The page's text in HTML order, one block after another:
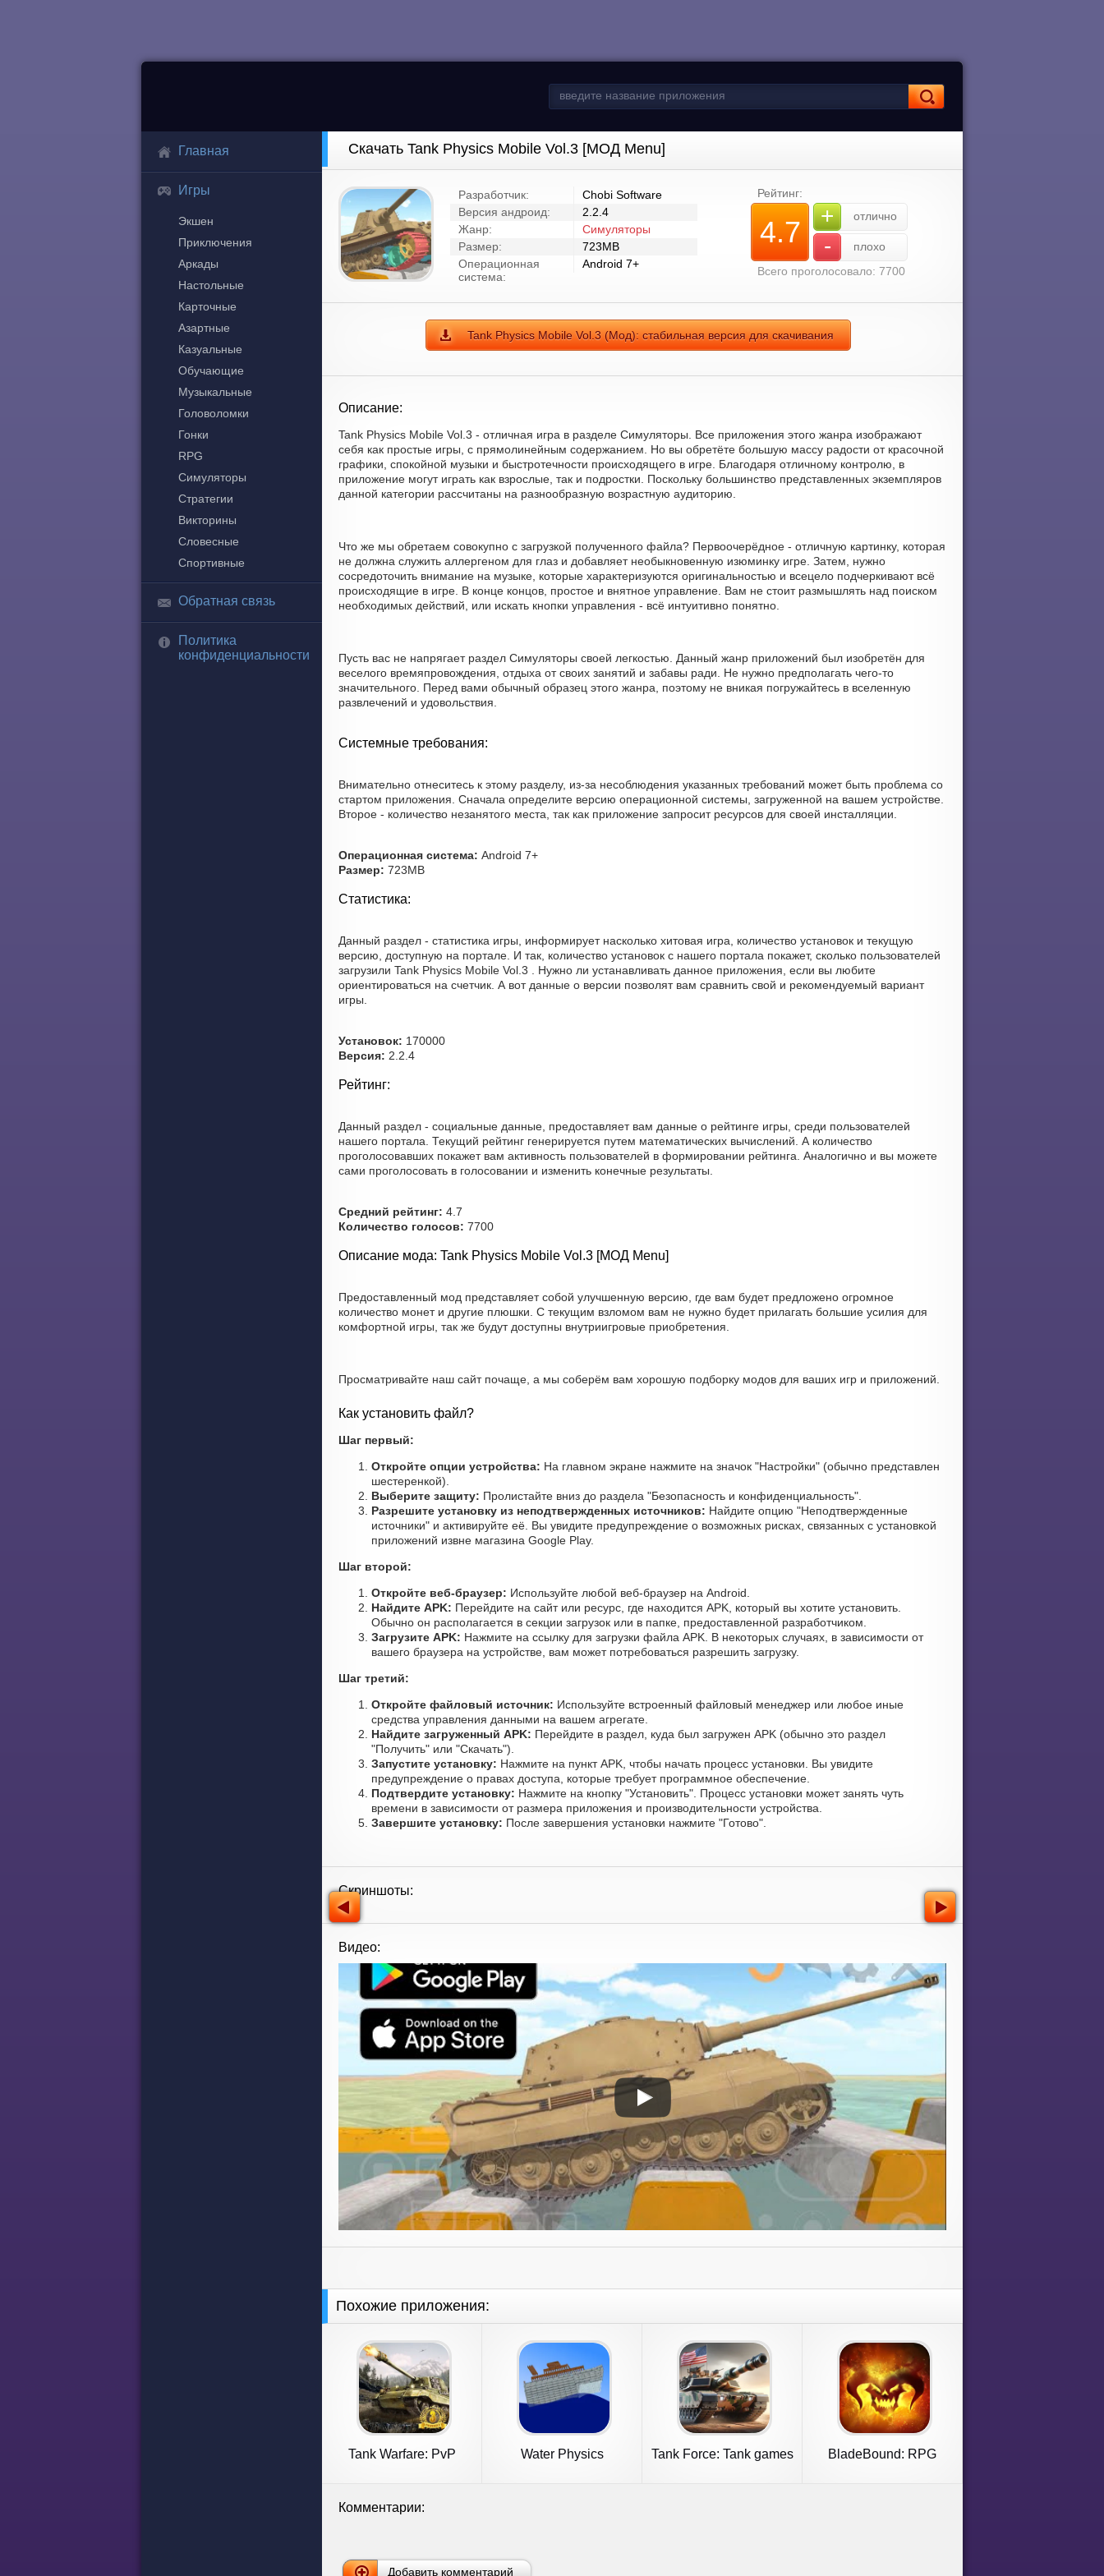
Главная
Игры
Экшен
Приключения
Аркады
Настольные
Карточные
Азартные
Казуальные
Обучающие
Музыкальные
Головоломки
Гонки
RPG
Симуляторы
Стратегии
Викторины
Словесные
Спортивные
Обратная связь
Политика
конфиденциальности
Скачать Tank Physics Mobile Vol.3 [МОД Menu]
Разработчик:
Chobi Software
Версия андроид:
2.2.4
Жанр:
Симуляторы
Размер:
723MB
Операционная
система:
Android 7+
Рейтинг:
4.7 + отлично
-
плохо
Всего проголосовало: 7700
Tank Physics Mobile Vol.3 (Мод): стабильная версия для скачивания
Описание:
Tank Physics Mobile Vol.3 - отличная игра в разделе Симуляторы. Все приложения этого жанра изображают
себя как простые игры, с прямолинейным содержанием. Но вы обретёте большую массу радости от красочной
графики, спокойной музыки и быстротечности происходящего в игре. Благодаря отличному контролю, в
приложение могут играть как взрослые, так и подростки. Поскольку большинство представленных экземпляров
данной категории рассчитаны на разнообразную возрастную аудиторию.
Что же мы обретаем совокупно с загрузкой полученного файла? Первоочерёдное - отличную картинку, которая
не должна служить аллергеном для глаз и добавляет необыкновенную изюминку игре. Затем, нужно
сосредоточить внимание на музыке, которые характеризуются оригинальностью и всецело подчеркивают всё
происходящие в игре. В конце концов, простое и внятное управление. Вам не стоит размышлять над поиском
необходимых действий, или искать кнопки управления - всё интуитивно понятно.
Пусть вас не напрягает раздел Симуляторы своей легкостью. Данный жанр приложений был изобретён для
веселого времяпровождения, отдыха от своих занятий и забавы ради. Не нужно предполагать чего-то
значительного. Перед вами обычный образец этого жанра, поэтому не вникая погружайтесь в вселенную
развлечений и удовольствия.
Системные требования:
Внимательно отнеситесь к этому разделу, из-за несоблюдения указанных требований может быть проблема со
стартом приложения. Сначала определите версию операционной системы, загруженной на вашем устройстве.
Второе - количество незанятого места, так как приложение запросит ресурсов для своей инсталляции.
Операционная система: Android 7+
Размер: 723MB
Статистика:
Данный раздел - статистика игры, информирует насколько хитовая игра, количество установок и текущую
версию, доступную на портале. И так, количество установок с нашего портала покажет, сколько пользователей
загрузили Tank Physics Mobile Vol.3 . Нужно ли устанавливать данное приложения, если вы любите
ориентироваться на счетчик. А вот данные о версии позволят вам сравнить свой и рекомендуемый вариант
игры.
Установок: 170000
Версия: 2.2.4
Рейтинг:
Данный раздел - социальные данные, предоставляет вам данные о рейтинге игры, среди пользователей
нашего портала. Текущий рейтинг генерируется путем математических вычислений. А количество
проголосовавших покажет вам активность пользователей в формировании рейтинга. Аналогично и вы можете
сами проголосовать в голосовании и изменить конечные результаты.
Средний рейтинг: 4.7
Количество голосов: 7700
Описание мода: Tank Physics Mobile Vol.3 [МОД Menu]
Предоставленный мод представляет собой улучшенную версию, где вам будет предложено огромное
количество монет и другие плюшки. С текущим взломом вам не нужно будет прилагать большие усилия для
комфортной игры, так же будут доступны внутриигровые приобретения.
Просматривайте наш сайт почаще, а мы соберём вам хорошую подборку модов для ваших игр и приложений.
Как установить файл?
Шаг первый:
Откройте опции устройства: На главном экране нажмите на значок "Настройки" (обычно представлен
шестеренкой).
Выберите защиту: Пролистайте вниз до раздела "Безопасность и конфиденциальность".
Разрешите установку из неподтвержденных источников: Найдите опцию "Неподтвержденные
источники" и активируйте её. Вы увидите предупреждение о возможных рисках, связанных с установкой
приложений извне магазина Google Play.
Шаг второй:
Откройте веб-браузер: Используйте любой веб-браузер на Android.
Найдите APK: Перейдите на сайт или ресурс, где находится APK, который вы хотите установить.
Обычно он располагается в секции загрузок или в папке, предоставленной разработчиком.
Загрузите APK: Нажмите на ссылку для загрузки файла APK. В некоторых случаях, в зависимости от
вашего браузера на устройстве, вам может потребоваться разрешить загрузку.
Шаг третий:
Откройте файловый источник: Используйте встроенный файловый менеджер или любое иные
средства управления данными на вашем агрегате.
Найдите загруженный APK: Перейдите в раздел, куда был загружен APK (обычно это раздел
"Получить" или "Скачать").
Запустите установку: Нажмите на пункт APK, чтобы начать процесс установки. Вы увидите
предупреждение о правах доступа, которые требует программное обеспечение.
Подтвердите установку: Нажмите на кнопку "Установить". Процесс установки может занять чуть
времени в зависимости от размера приложения и производительности устройства.
Завершите установку: После завершения установки нажмите "Готово".
Скриншоты:
Видео:
Похожие приложения:
Tank Warfare: PvP
Water Physics
Tank Force: Tank games
BladeBound: RPG
Комментарии:
Добавить комментарий